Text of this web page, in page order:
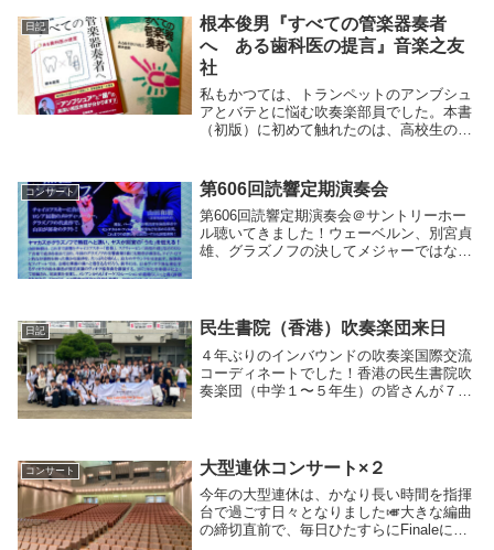
うことがあり...
日記
根本俊男『すべての管楽器奏者
へ ある歯科医の提言』音楽之友
社
私もかつては、トランペットのアンブシュ
アとバテとに悩む吹奏楽部員でした。本書
（初版）に初めて触れたのは、高校生の
ナル』のバックナンバーで著者の連載にも
触れていました...
コンサート 第606回読響定期演奏会
第606回読響定期演奏会＠サントリーホー
ル聴いてきました！ウェーベルン、別宮貞
雄、グラズノフの決してメジャーではない
のヴィオラ...
日記 民生書院（香港）吹奏楽団来日
４年ぶりのインバウンドの吹奏楽国際交流
コーディネートでした！香港の民生書院吹
奏楽団（中学１〜５年生）の皆さんが７月
ご理解もあっ...
コンサート 大型連休コンサート×２
今年の大型連休は、かなり長い時間を指揮
台で過ごす日々となりました🎺大きな編曲
の締切直前で、毎日ひたすらにFinaleに向